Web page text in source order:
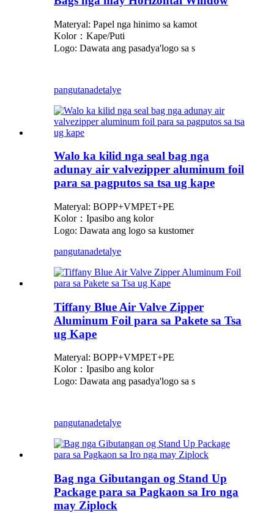
Materyal: Papel nga hinimo sa kamot
Kolor：Kape/Puti
Logo: Dawata ang pasadya'logo sa s
pangutanadetalye
Walo ka kilid nga seal bag nga
adunay air valvezipper aluminum foil
para sa pagputos sa tsa ug kape
Materyal: BOPP+VMPET+PE
Kolor：Ipasibo ang kolor
Logo: Dawata ang logo sa kustomer
pangutanadetalye
Tiffany Blue Air Valve Zipper
Aluminum Foil para sa Pakete sa Tsa
ug Kape
Materyal: BOPP+VMPET+PE
Kolor：Ipasibo ang kolor
Logo: Dawata ang pasadya'logo sa s
pangutanadetalye
Bag nga Gibutangan og Stand Up
Package para sa Pagkaon sa Iro nga
may Ziplock